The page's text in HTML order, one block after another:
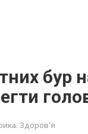
бур
Здоров'я